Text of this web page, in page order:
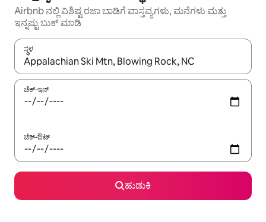
Airbnb ನಲ್ಲಿ ವಿಶಿಷ್ಟ ರಜಾ ಬಾಡಿಗೆ ವಾಸ್ತವ್ಯಗಳು, ಮನೆಗಳು ಮತ್ತು
ಇನ್ನಷ್ಟು ಬುಕ್ ಮಾಡಿ
ಸ್ಥಳ
ಫಲಿತಾಂಶಗಳು ಲಭ್ಯವಿರುವಾಗ, ಅಪ್ ಮತ್ತು ಡೌನ್ ಬಾಣದ ಕೀಲಿಗಳೊಂದಿಗೆ
ಚೆಕ್-ಇನ್
ಚೆಕ್-ಔಟ್
ಹುಡುಕಿ